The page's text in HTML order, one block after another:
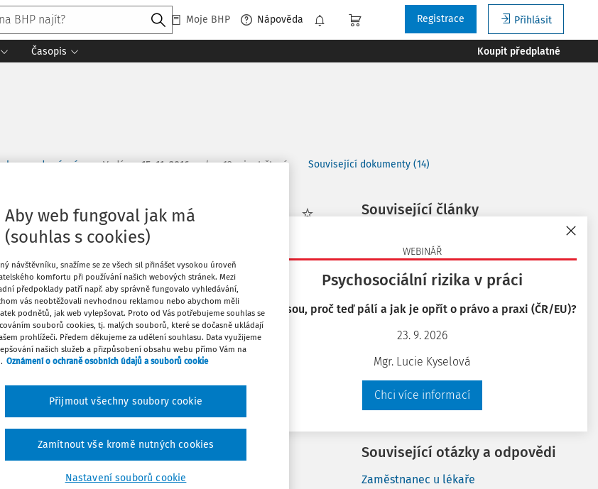
Moje BHP Nápověda Přihlásit
Registrace
Časopis Koupit předplatné
WEBINÁŘ
Psychosociální rizika v práci
Co jsou, proč teď pálí a jak je opřít o právo a praxi (ČR/EU)?
23. 9. 2026
Mgr. Lucie Kyselová
Chci více informací
zdraví, z.ú. Vydáno:15. 11. 2016 / 12 minut čtení Související dokumenty (14)
výkonu práce vnitřní prostory v
provozech, stacionáře, zdravotnická
péče, nebo v bytech pacientů, kde
péče o dospělé a děti.
tuto pozici poskytuje střední vzdělání s
vyučení) v oboru ošetřovatelství.
pracovních
ošetřovatelské péče v rámci
včetně provádění některých
a výkonů, zajišťování včasného a
včetně diagnostických, léčebných a
Stáhnout
Tisknout
Související články
rámci pracovního systému
Bezpečnost a ochrana zdraví ve
zdravotnictví
zdravotnictví
10. 1. 2024
Zobrazit vše (5)
Související otázky a odpovědi
Zaměstnanec u lékaře
Aby web fungoval jak má
(souhlas s cookies)
návštěvníku, snažíme se ze všech sil přinášet vysokou úroveň
komfortu při používání našich webových stránek. Mezi
předpoklady patří např. aby správně fungovalo vyhledávání,
vás neobtěžovali nevhodnou reklamou nebo abychom měli
podnětů, jak web vylepšovat. Proto od Vás potřebujeme souhlas se
souborů cookies, tj. malých souborů, které se dočasně ukládají
prohlížeči. Předem děkujeme za udělení souhlasu. Data využijeme
našich služeb a přizpůsobení obsahu webu přímo Vám na
Oznámení o ochraně osobních údajů a souborů cookie
Nastavení souborů cookie
Zamítnout vše kromě nutných cookies
Přijmout všechny soubory cookie